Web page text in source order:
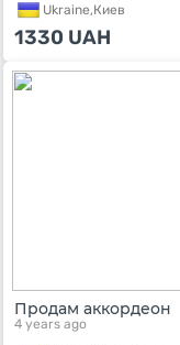
Ukraine,Киев
1330 UAH
Продам аккордеон
4 years ago